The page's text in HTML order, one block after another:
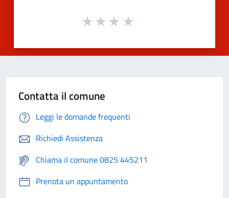
Contatta il comune
Leggi le domande frequenti
Richiedi Assistenza
Chiama il comune 0825 445211
Prenota un appuntamento